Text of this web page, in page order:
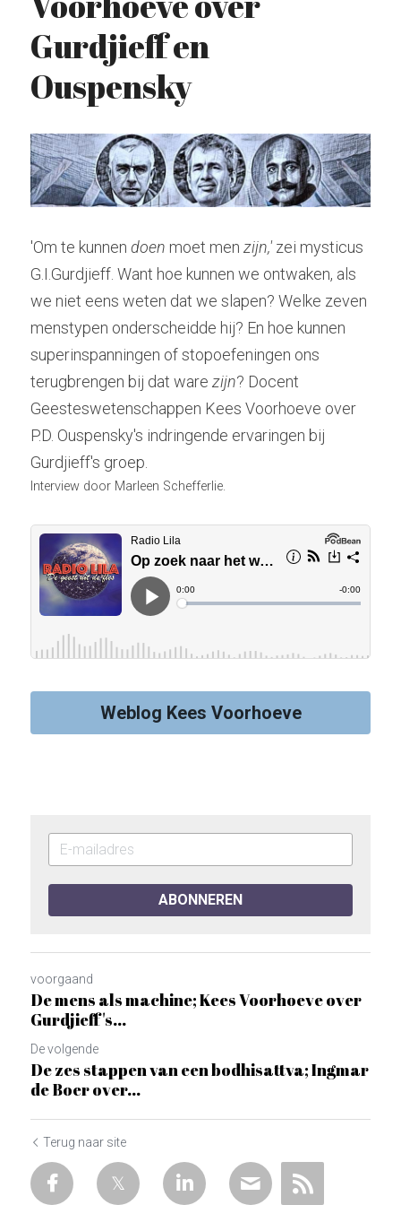
Hindoeïsme
Krishnamurti
Westerse cultuur
Muziek
Theosofie
Stockhausen
Zoeken
radiolilapodcast@gmail.com
Donatie
Gurdjieff en
Ouspensky
'Om te kunnen doen moet men zijn,' zei mysticus
G.I.Gurdjieff. Want hoe kunnen we ontwaken, als
we niet eens weten dat we slapen? Welke zeven
menstypen onderscheidde hij? En hoe kunnen
superinspanningen of stopoefeningen ons
terugbrengen bij dat ware zijn? Docent
Geesteswetenschappen Kees Voorhoeve over
P.D. Ouspensky's indringende ervaringen bij
Gurdjieff's groep.
Interview door Marleen Schefferlie.
Weblog Kees Voorhoeve
ABONNEREN
voorgaand
De mens als machine; Kees Voorhoeve over
Gurdjieff's...
De volgende
De zes stappen van een bodhisattva; Ingmar
de Boer over...
Terug naar site